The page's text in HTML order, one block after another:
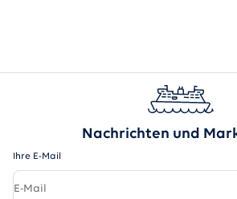
Nachrichten und
Ihre E-Mail